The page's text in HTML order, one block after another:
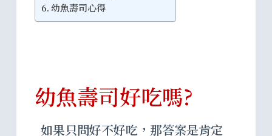
幼魚壽司心得
幼魚壽司好吃嗎?
如果只問好不好吃，那答案是肯定